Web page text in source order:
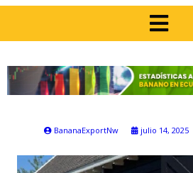
BananaExportNw julio 14, 2025